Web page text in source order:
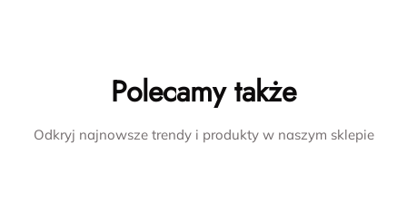
Polecamy także
Odkryj najnowsze trendy i produkty w naszym sklepie